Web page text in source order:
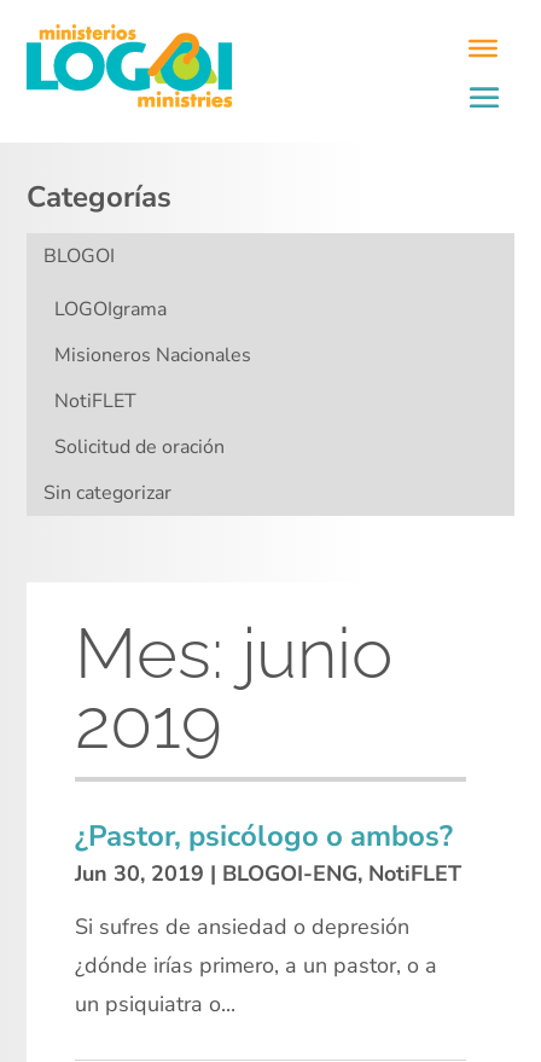
Categorías
BLOGOI
LOGOIgrama
Misioneros Nacionales
NotiFLET
Solicitud de oración
Sin categorizar
Mes: junio
2019
¿Pastor, psicólogo o ambos?
Jun 30, 2019 | BLOGOI-ENG, NotiFLET
Si sufres de ansiedad o depresión
¿dónde irías primero, a un pastor, o a
un psiquiatra o...